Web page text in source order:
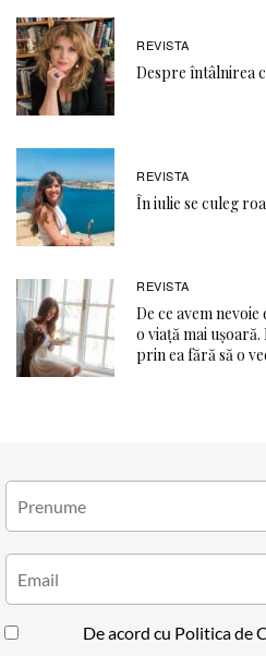
REVISTA
Despre întâlnirea
REVISTA
În iulie se culeg
REVISTA
De ce avem
o viaţă mai
prin ea fără să o